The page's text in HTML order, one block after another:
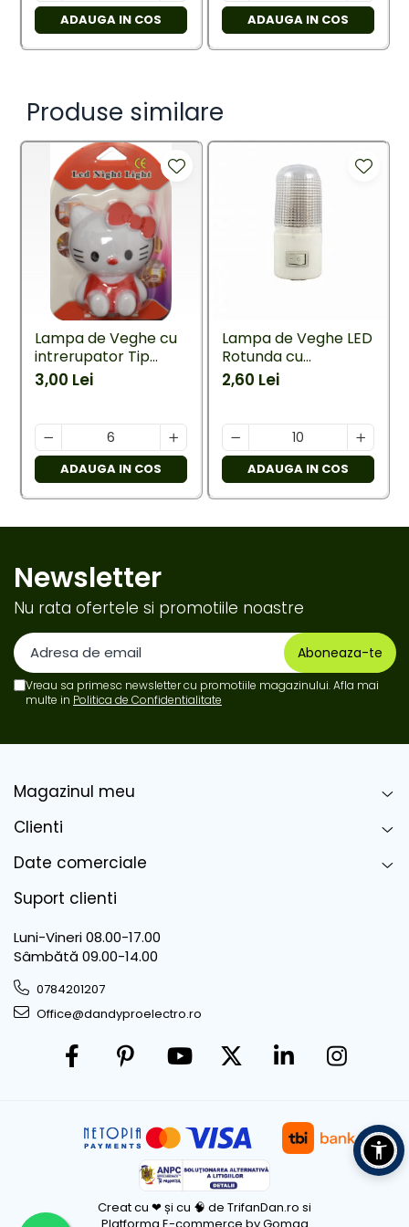
ADAUGA IN COS ADAUGA IN COS
Produse similare
Lampa de Veghe cu
intrerupator Tip
pisica
3,00 Lei
ADAUGA IN COS
Lampa de Veghe LED
Rotunda cu
Intrerupator
2,60 Lei
ADAUGA IN COS
Newsletter
Nu rata ofertele si promotiile noastre
Vreau sa primesc newsletter cu promotiile magazinului. Afla mai
multe in Politica de Confidentialitate
Magazinul meu
Clienti
Date comerciale
Suport clienti
Luni-Vineri 08.00-17.00
Sâmbătă 09.00-14.00
0784201207
Office@dandyproelectro.ro
Creat cu ❤ și cu 🧠 de TrifanDan.ro si